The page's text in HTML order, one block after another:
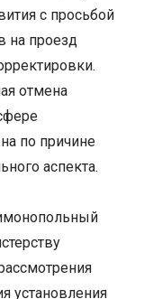
с просьбой
на проезд
отмена
по причине
аспекта.
установления